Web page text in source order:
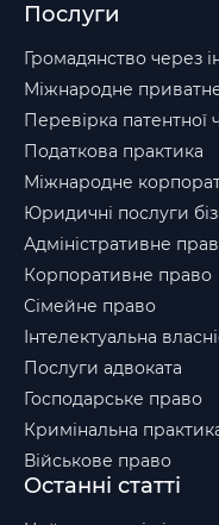
Послуги
Громадянство через
Міжнародне
Перевірка патентної
Податкова практика
Міжнародне
Юридичні послуги
Адміністративне
Корпоративне право
Сімейне право
Інтелектуальна
Послуги адвоката
Господарське право
Кримінальна
Військове право
Останні статті